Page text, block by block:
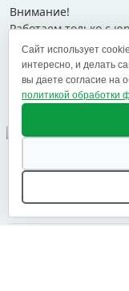
Внимание!
Работаем только с
являются
+375 (29) 169-74-74
Сайт использует
интересно, и делать
вы даете согласие на
политикой обработки